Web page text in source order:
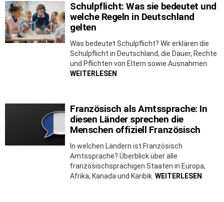
Schulpflicht: Was sie bedeutet und
welche Regeln in Deutschland
gelten
Was bedeutet Schulpflicht? Wir erklären die
Schulpflicht in Deutschland, die Dauer, Rechte
und Pflichten von Eltern sowie Ausnahmen.
WEITERLESEN
Französisch als Amtssprache: In
diesen Länder sprechen die
Menschen offiziell Französisch
In welchen Ländern ist Französisch
Amtssprache? Überblick über alle
französischsprachigen Staaten in Europa,
Afrika, Kanada und Karibik. WEITERLESEN